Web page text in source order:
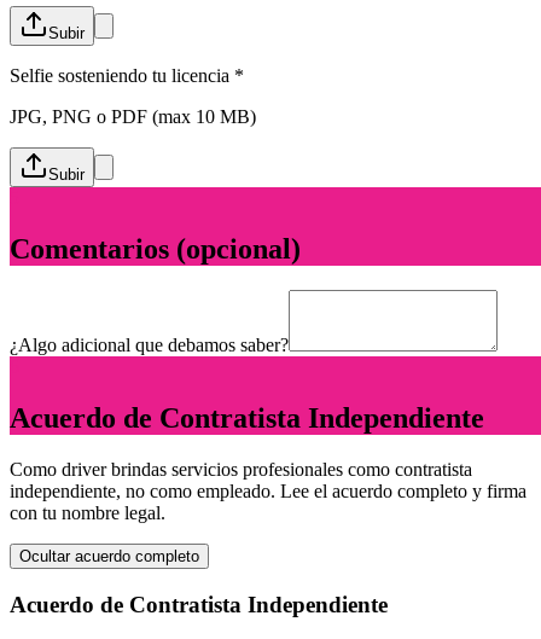
Subir
Selfie sosteniendo tu licencia *
JPG, PNG o PDF (max 10 MB)
Subir
Comentarios (opcional)
¿Algo adicional que debamos saber?
Acuerdo de Contratista Independiente
Como driver brindas servicios profesionales como contratista
independiente, no como empleado. Lee el acuerdo completo y firma
con tu nombre legal.
Ocultar acuerdo completo
Acuerdo de Contratista Independiente